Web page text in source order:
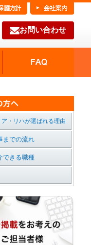
お問い合わせ
お仕事までの流れ
ア・リハが選ばれる理由
までの流れ
できる職種